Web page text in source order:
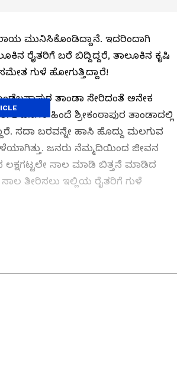
ಮುನಿಸಿಕೊಂಡಿದ್ದಾನೆ. ಇದರಿಂದಾಗಿ
ರೈತರಿಗೆ ಬರೆ ಬಿದ್ದಿದ್ದರೆ, ತಾಲೂಕಿನ ಕೃಷಿ
ಗುಳೆ ಹೋಗುತ್ತಿದ್ದಾರೆ!
ತಾಂಡಾ ಸೇರಿದಂತೆ ಅನೇಕ
ದಿನಗಳ ಹಿಂದೆ ಶ್ರೀಕಂಠಾಪುರ ತಾಂಡಾದಲ್ಲಿ
ಸದಾ ಬರವನ್ನೇ ಹಾಸಿ ಹೊದ್ದು ಮಲಗುವ
ಜನರು ನೆಮ್ಮದಿಯಿಂದ ಜೀವನ
ಲಕ್ಷಗಟ್ಟಲೇ ಸಾಲ ಮಾಡಿ ಬಿತ್ತನೆ ಮಾಡಿದ
ತೀರಿಸಲು ಇಲ್ಲಿಯ ರೈತರಿಗೆ ಗುಳೆ
Vijayanagara district